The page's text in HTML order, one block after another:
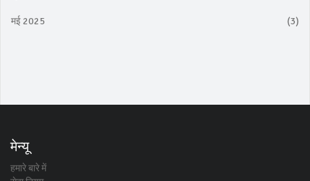
मई 2025 (3)
मेन्यू
हमारे बारे में